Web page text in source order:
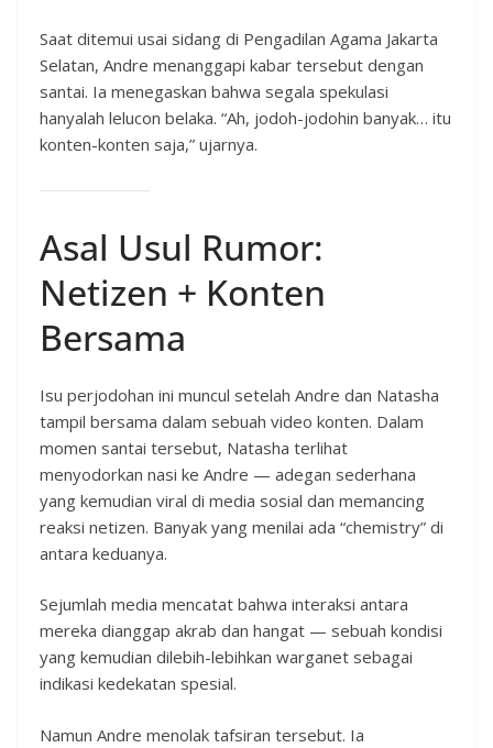
Saat ditemui usai sidang di Pengadilan Agama Jakarta
Selatan, Andre menanggapi kabar tersebut dengan
santai. Ia menegaskan bahwa segala spekulasi
hanyalah lelucon belaka. “Ah, jodoh-jodohin banyak… itu
konten-konten saja,” ujarnya.
Asal Usul Rumor:
Netizen + Konten
Bersama
Isu perjodohan ini muncul setelah Andre dan Natasha
tampil bersama dalam sebuah video konten. Dalam
momen santai tersebut, Natasha terlihat
menyodorkan nasi ke Andre — adegan sederhana
yang kemudian viral di media sosial dan memancing
reaksi netizen. Banyak yang menilai ada “chemistry” di
antara keduanya.
Sejumlah media mencatat bahwa interaksi antara
mereka dianggap akrab dan hangat — sebuah kondisi
yang kemudian dilebih-lebihkan warganet sebagai
indikasi kedekatan spesial.
Namun Andre menolak tafsiran tersebut. Ia